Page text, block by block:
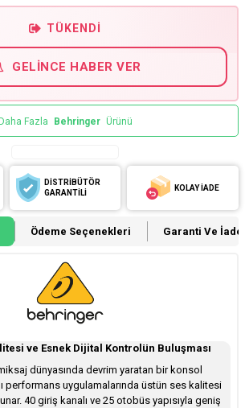
TÜKENDI
GELINCE HABER VER
Fazla Behringer Ürünü
DİSTRİBÜTÖR
GARANTİLİ
KOLAY İADE
Ödeme Seçenekleri Garanti Ve İade
ve Esnek Dijital Kontrolün Buluşması
dünyasında devrim yaratan bir konsol
performans uygulamalarında üstün ses kalitesi
40 giriş kanalı ve 25 otobüs yapısıyla geniş